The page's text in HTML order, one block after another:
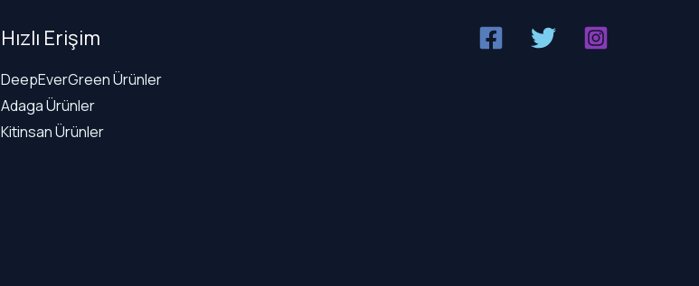
Hızlı Erişim
DeepEverGreen Ürünler
Adaga Ürünler
Kitinsan Ürünler